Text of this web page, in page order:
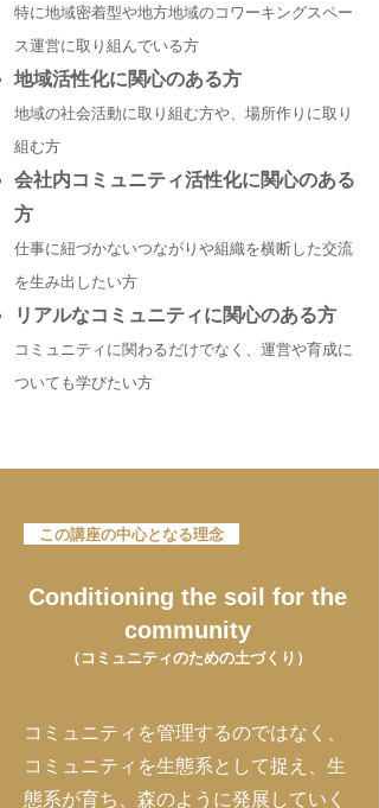
特に地域密着型や地方地域のコワーキングスペー
ス運営に取り組んでいる方
地域活性化に関心のある方
地域の社会活動に取り組む方や、場所作りに取り
組む方
​会社内コミュニティ活性化に関心のある
方
仕事に紐づかないつながりや組織を横断した交流
を生み出したい方
リアルなコミュニティに関心のある方
コミュニティに関わるだけでなく、運営や育成に
ついても学びたい方
この講座の中心となる理念
Conditioning the soil for the
community
（コミュニティのための土づくり）
コミュニティを管理するのではなく、
コミュニティを生態系として捉え、生
態系が育ち、森のように発展していく